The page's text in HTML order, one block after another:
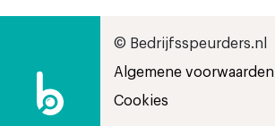
© Bedrijfsspeurders.nl
Algemene voorwaarden
Cookies